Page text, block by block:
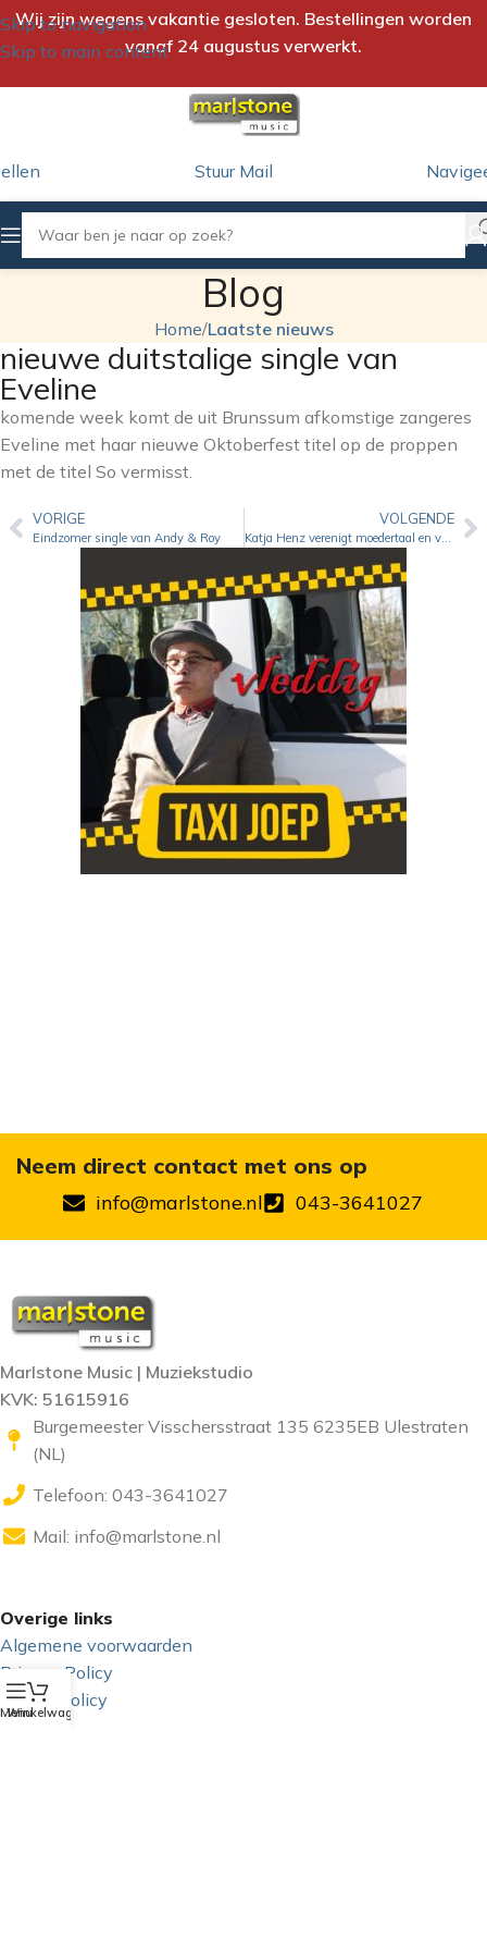
Skip to navigation
Skip to main content
Wij zijn wegens vakantie gesloten. Bestellingen worden
vanaf 24 augustus verwerkt.
Stuur Mail
Blog
Home/Laatste nieuws
nieuwe duitstalige single van
Eveline
komende week komt de uit Brunssum afkomstige zangeres
Eveline met haar nieuwe Oktoberfest titel op de proppen
met de titel So vermisst.
VORIGE
Eindzomer single van Andy & Roy
VOLGENDE
Katja Henz verenigt moedertaal en vaderland op nieuw album
Neem direct contact met ons op
info@marlstone.nl 043-3641027
Marlstone Music | Muziekstudio
KVK: 51615916
Burgemeester Visschersstraat 135 6235EB Ulestraten
(NL)
Telefoon: 043-3641027
Mail: info@marlstone.nl
Overige links
Algemene voorwaarden
Privacy Policy
Cookie Policy
Menu
Winkelwagen